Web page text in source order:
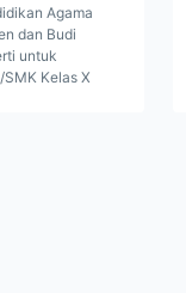
Agama
dan Budi
untuk
SMK Kelas X